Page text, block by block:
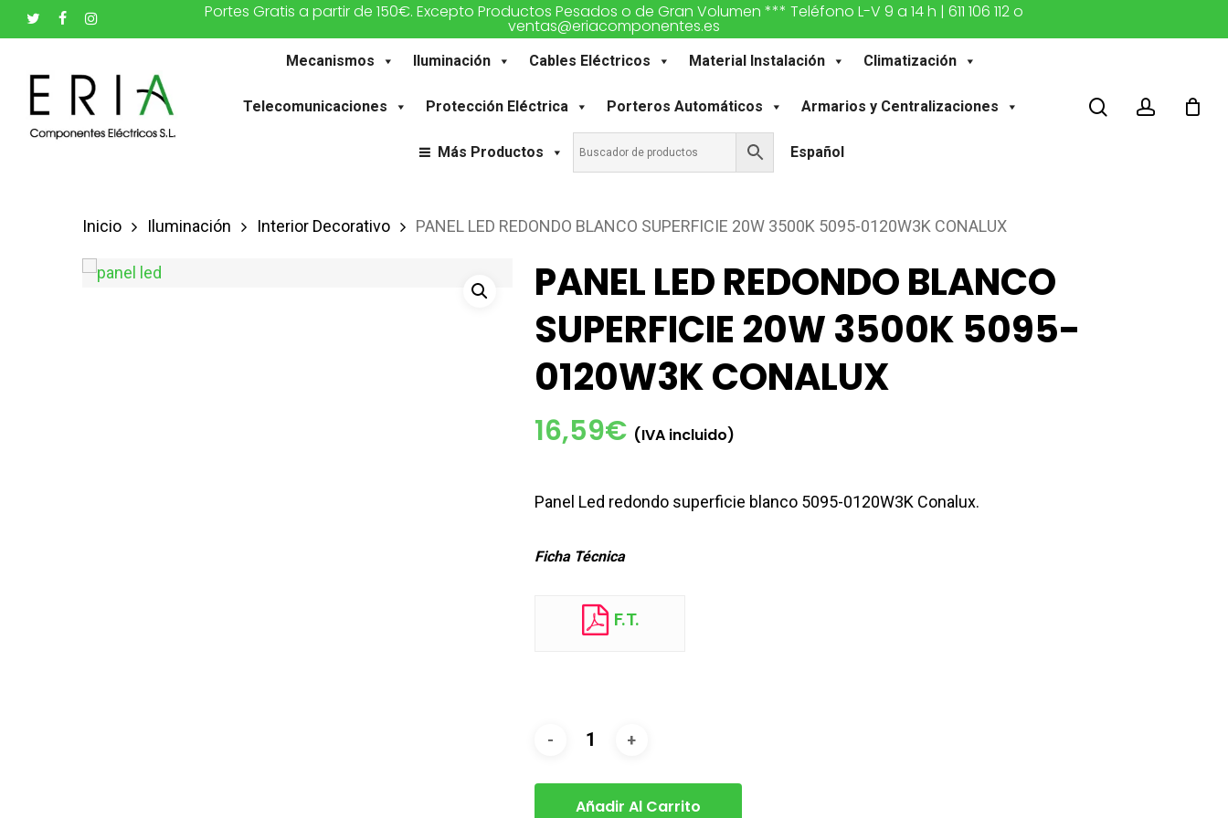
Saltar
al
contenido
principal
twitter facebookinstagram Portes Gratis a partir de 150€. Excepto Productos Pesados o de Gran Volumen *** Teléfono L-V 9 a 14 h | 611 106 112 o
ventas@eriacomponentes.es
Mecanismos Iluminación Cables Eléctricos Material Instalación Climatización
Telecomunicaciones Protección Eléctrica Porteros Automáticos Armarios y Centralizaciones
Más Productos Español
buscaraccount
Inicio Iluminación Interior Decorativo PANEL LED REDONDO BLANCO SUPERFICIE 20W 3500K 5095-0120W3K CONALUX
PANEL LED REDONDO BLANCO
SUPERFICIE 20W 3500K 5095-
0120W3K CONALUX
16,59€ (IVA incluido)
Panel Led redondo superficie blanco 5095-0120W3K Conalux.
Ficha Técnica
F.T.
Añadir Al Carrito